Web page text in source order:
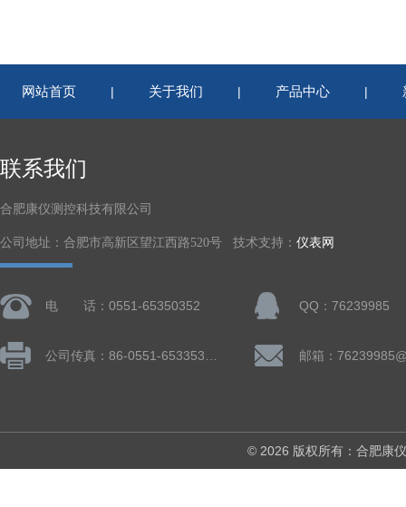
网站首页 | 关于我们 | 产品中心 |
联系我们
合肥康仪测控科技有限公司
公司地址：合肥市高新区望江西路520号 技术支持： 仪表网
电 话：0551-65350352 QQ：76239985
邮箱：
© 2026 版权所有：合肥康